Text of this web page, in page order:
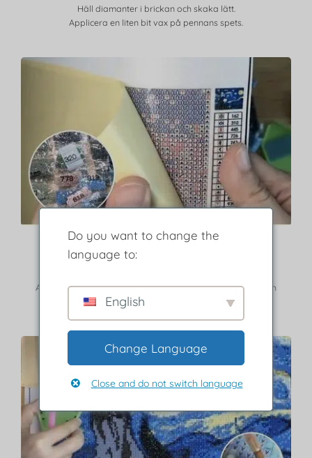
Häll diamanter i brickan och skaka lätt.
Applicera en liten bit vax på pennans spets.
Steg 2
Använd legenden för att hitta borrar som matchar färg och
symbol.
Do you want to change the
language to:
English
Change Language
Close and do not switch language